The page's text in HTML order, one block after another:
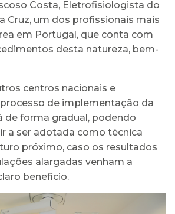
Costa, Eletrofisiologista do
Cruz, um dos profissionais mais
em Portugal, que conta com
desta natureza, bem-
centros nacionais e
de implementação da
de forma gradual, podendo
a ser adotada como técnica
próximo, caso os resultados
alargadas venham a
benefício.